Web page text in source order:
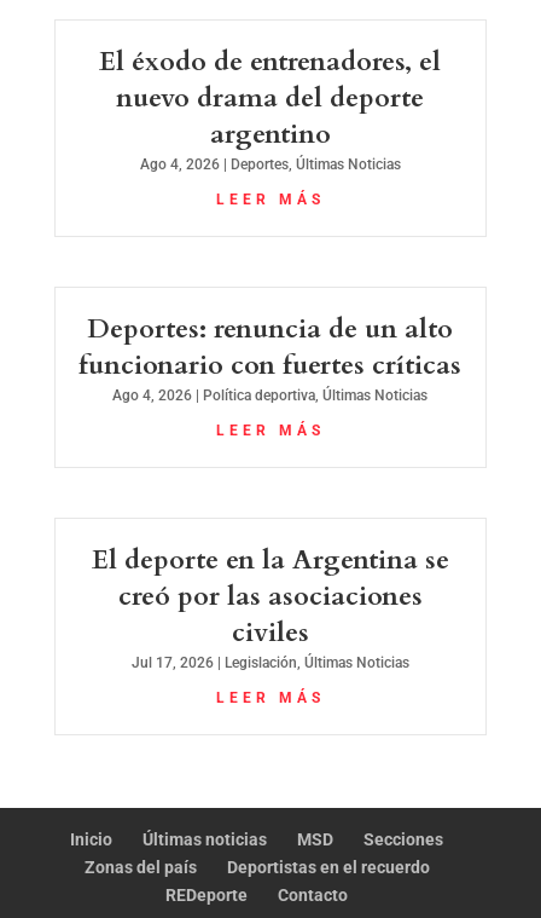
El éxodo de entrenadores, el
nuevo drama del deporte
argentino
Ago 4, 2026| Deportes, Últimas Noticias
LEER MÁS
Deportes: renuncia de un alto
funcionario con fuertes críticas
Ago 4, 2026 Política deportiva,Últimas Noticias
LEER MÁS
El deporte en la Argentina se
creó por las asociaciones
civiles
Jul 17, 2026| Legislación, Últimas Noticias
LEER MÁS
Inicio Últimas noticias MSD
Secciones
Zonas del país
Deportistas en el recuerdo
REDeporte
Contacto